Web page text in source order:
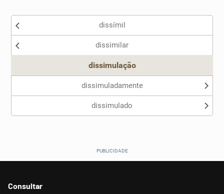
Nenhum dos sinônimos apresentados me ajudou
dissímil
dissimilar
dissimulação
dissimuladamente
dissimulado
Consultar